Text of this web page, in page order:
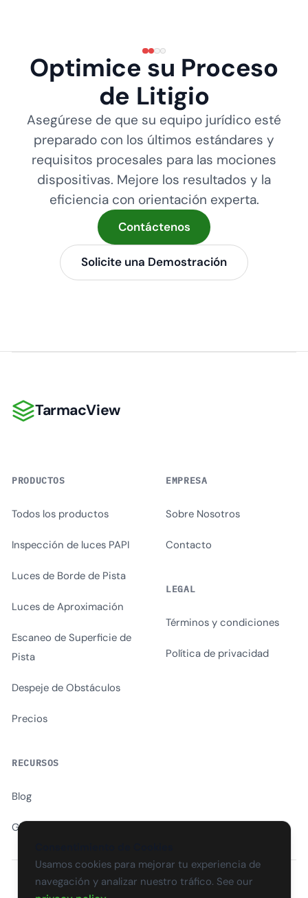
Optimice su Proceso
de Litigio
Asegúrese de que su equipo jurídico esté
preparado con los últimos estándares y
requisitos procesales para las mociones
dispositivas. Mejore los resultados y la
eficiencia con orientación experta.
Contáctenos
Solicite una Demostración
TarmacView
TarmacView
PRODUCTOS
Todos los productos
Inspección de luces PAPI
Luces de Borde de Pista
Luces de Aproximación
Escaneo de Superficie de
Pista
Despeje de Obstáculos
Precios
RECURSOS
Blog
Glosario
EMPRESA
Sobre Nosotros
Contacto
LEGAL
Términos y condiciones
Política de privacidad
CS DE
Usamos cookies para mejorar tu experiencia de
navegación y analizar nuestro tráfico. See our